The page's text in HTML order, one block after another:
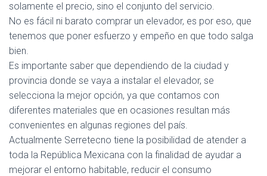
solamente el precio, sino el conjunto del servicio.
No es fácil ni barato comprar un elevador, es por eso, que
tenemos que poner esfuerzo y empeño en que todo salga
bien.
Es importante saber que dependiendo de la ciudad y
provincia donde se vaya a instalar el elevador, se
selecciona la mejor opción, ya que contamos con
diferentes materiales que en ocasiones resultan más
convenientes en algunas regiones del país.
Actualmente Serretecno tiene la posibilidad de atender a
toda la República Mexicana con la finalidad de ayudar a
mejorar el entorno habitable, reducir el consumo